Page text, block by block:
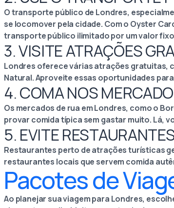
O transporte público de Londres,
se locomover pela cidade. Com o Oyster
transporte público ilimitado por um valor
3. VISITE ATRAÇÕES
Londres oferece várias atrações gratuitas,
Natural. Aproveite essas oportunidades
4. COMA NOS
Os mercados de rua em Londres, como o
provar comida típica sem gastar muito. Lá,
5. EVITE
Restaurantes perto de atrações turísticas
restaurantes locais que servem comida
Pacotes de
Ao planejar sua viagem para Londres,